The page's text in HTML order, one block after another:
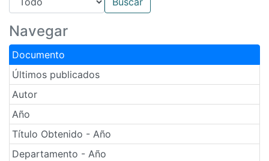
Navegar
Documento
Últimos publicados
Autor
Año
Título Obtenido - Año
Departamento - Año